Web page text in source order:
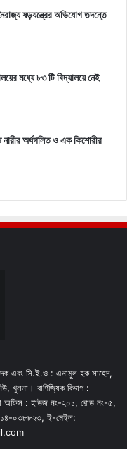
ষড়যন্ত্রের অভিযোগ তদন্তে
মধ্যে ৮৩ টি বিদ্যালয়ে নেই
নারীর অর্ধগলিত ও এক কিশোরীর
এবং সি.ই.ও : এনামুল হক সাহেদ,
খুলনা। বাণিজ্যিক বিভাগ :
অফিস : হাউজ নং-২০১, রোড নং-৫,
০৩৮৮২৩, ই-মেইল: